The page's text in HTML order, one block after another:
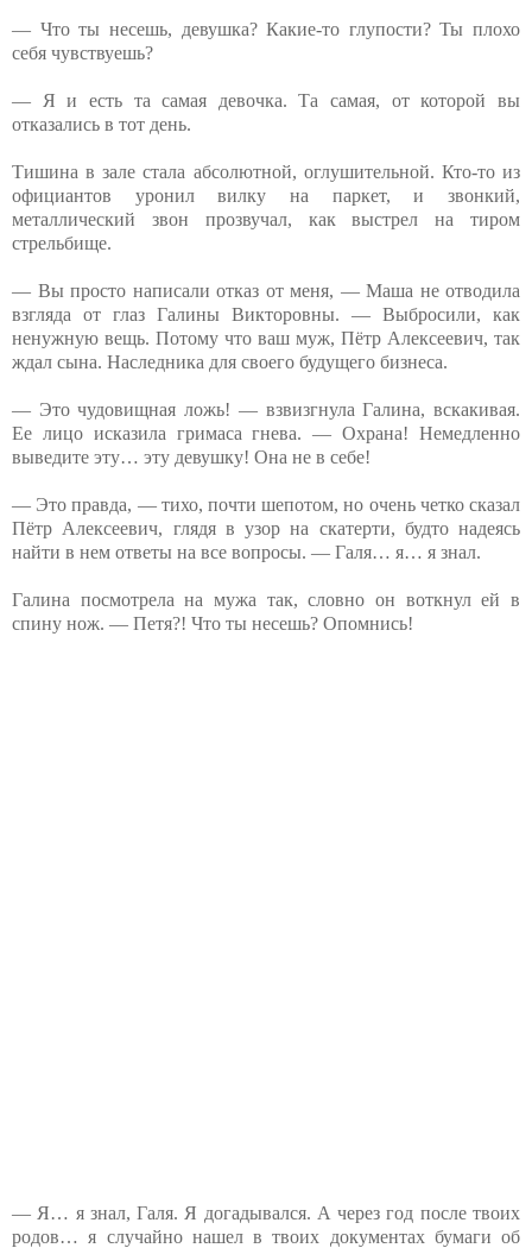
— Что ты несешь, девушка? Какие-то глупости? Ты плохо
себя чувствуешь?
— Я и есть та самая девочка. Та самая, от которой вы
отказались в тот день.
Тишина в зале стала абсолютной, оглушительной. Кто-то из
официантов уронил вилку на паркет, и звонкий,
металлический звон прозвучал, как выстрел на тиром
стрельбище.
— Вы просто написали отказ от меня, — Маша не отводила
взгляда от глаз Галины Викторовны. — Выбросили, как
ненужную вещь. Потому что ваш муж, Пётр Алексеевич, так
ждал сына. Наследника для своего будущего бизнеса.
— Это чудовищная ложь! — взвизгнула Галина, вскакивая.
Ее лицо исказила гримаса гнева. — Охрана! Немедленно
выведите эту… эту девушку! Она не в себе!
— Это правда, — тихо, почти шепотом, но очень четко сказал
Пётр Алексеевич, глядя в узор на скатерти, будто надеясь
найти в нем ответы на все вопросы. — Галя… я… я знал.
Галина посмотрела на мужа так, словно он воткнул ей в
спину нож. — Петя?! Что ты несешь? Опомнись!
— Я… я знал, Галя. Я догадывался. А через год после твоих
родов… я случайно нашел в твоих документах бумаги об